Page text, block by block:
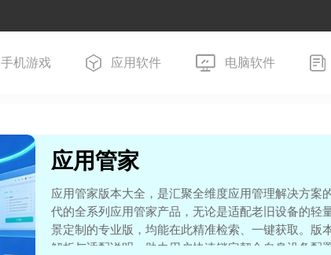
手机游戏 应用软件 电脑软件
应用管家
应用管家版本大全，是汇聚全维度应用管理解决方
代的全系列应用管家产品，无论是适配老旧设备的
景定制的专业版，均能在此精准检索、一键获取。
解析与适配说明，助力用户快速锁定契合自身设备